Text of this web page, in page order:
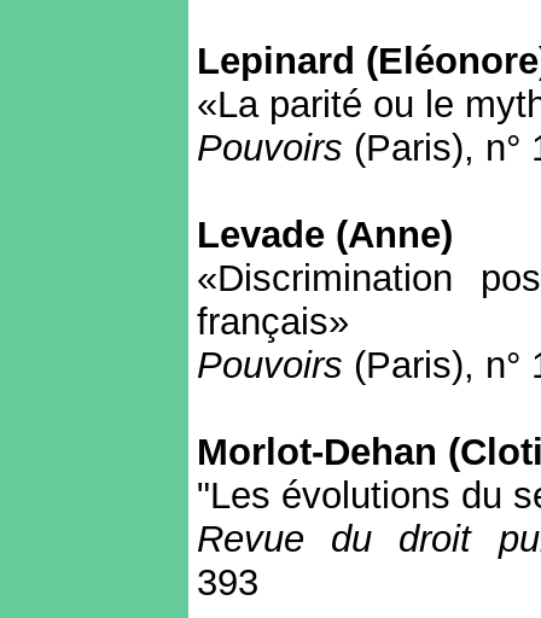
Lepinard
«La parité ou le
Pouvoirs (Paris), n°
Levade (Anne)
«Discrimination
français»
Pouvoirs (Paris), n°
Morlot-Dehan
"Les évolutions du
Revue du droit
393